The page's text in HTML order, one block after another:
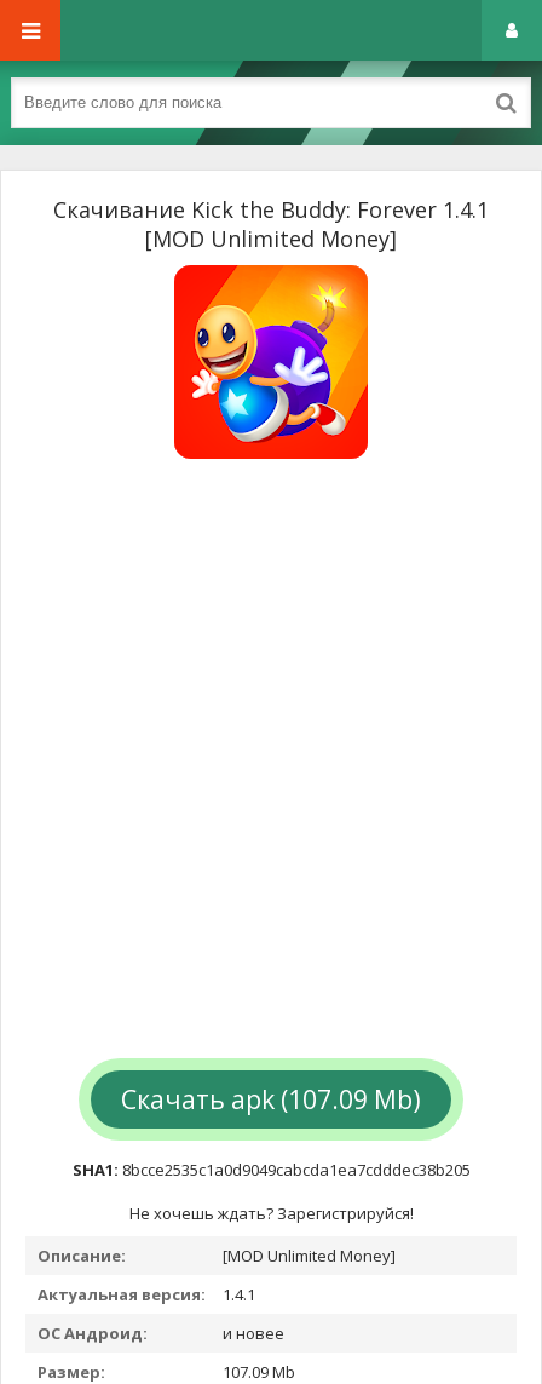
Скачивание Kick the Buddy: Forever 1.4.1
[MOD Unlimited Money]
Скачать apk (107.09 Mb)
SHA1: 8bcce2535c1a0d9049cabcda1ea7cdddec38b205
Не хочешь ждать? Зарегистрируйся!
Описание:
[MOD Unlimited Money]
Актуальная версия:
1.4.1
ОС Андроид:
и новее
Размер:
107.09 Mb